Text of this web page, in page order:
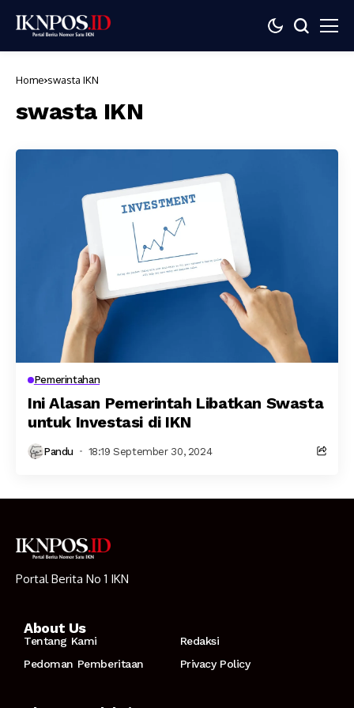
Home swasta IKN
swasta IKN
Pemerintahan
Ini Alasan Pemerintah Libatkan Swasta
untuk Investasi di IKN
Pandu 18:19 September 30, 2024
Portal Berita No 1 IKN
About Us
Tentang Kami
Redaksi
Pedoman Pemberitaan
Privacy Policy